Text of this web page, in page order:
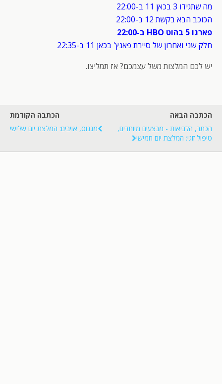
מה שתגידו 3 בכאן 11 ב-22:00
הכוכב הבא בקשת 12 ב-22:00
פארגו 5 בהוט HBO ב-22:00
חלק שני ואחרון של סיירת פאנץ' בכאן 11 ב-22:35
יש לכם המלצות משל עצמכם? אז תמליצו.
הכתבה הקודמת
מגנוס, אויבים: המלצת יום שלישי
הכתבה הבאה
הכתר, הלביאות - מבצעים מיוחדים,
טיפול זוגי: המלצת יום חמישי